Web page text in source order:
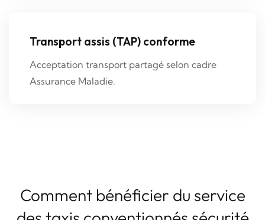
Transport assis (TAP) conforme
Acceptation transport partagé selon cadre
Assurance Maladie.
Comment bénéficier du service